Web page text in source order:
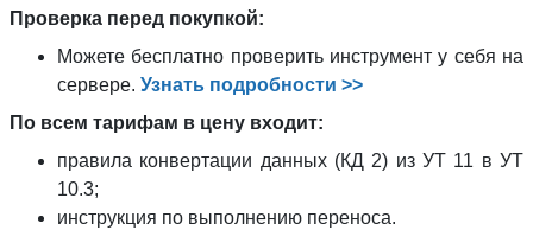
Проверка перед покупкой:
Можете бесплатно проверить инструмент у себя на
сервере. Узнать подробности >>
По всем тарифам в цену входит:
правила конвертации данных (КД 2) из УТ 11 в УТ
10.3;
инструкция по выполнению переноса.